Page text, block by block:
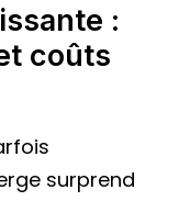
:
coûts
surprend